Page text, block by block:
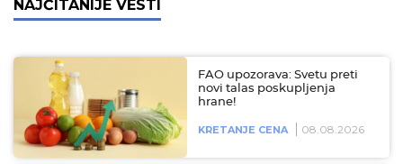
NAJČITANIJE VESTI
FAO upozorava: Svetu preti
novi talas poskupljenja
hrane!
KRETANJE CENA 08.08.2026